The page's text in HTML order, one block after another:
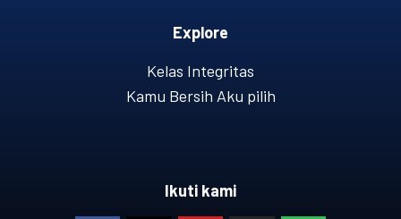
Explore
Kelas Integritas
Kamu Bersih Aku pilih
Ikuti kami